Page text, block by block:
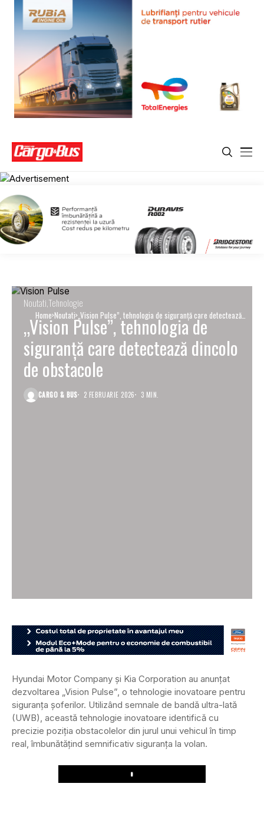
Home Noutati „Vision Pulse”, tehnologia de siguranță care detectează
dincolo de obstacole
Noutati Tehnologie
„Vision Pulse”, tehnologia de
siguranță care detectează dincolo
de obstacole
CARGO & BUS 2 FEBRUARIE 2026 3 MIN.
Hyundai Motor Company și Kia Corporation au anunțat
dezvoltarea „Vision Pulse”, o tehnologie inovatoare pentru
siguranța șoferilor. Utilizând semnale de bandă ultra-lată
(UWB), această tehnologie inovatoare identifică cu
precizie poziția obstacolelor din jurul unui vehicul în timp
real, îmbunătățind semnificativ siguranța la volan.
Play